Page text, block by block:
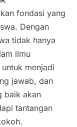
fondasi yang
Dengan
tidak hanya
ilmu
menjadi
jawab, dan
baik akan
tantangan